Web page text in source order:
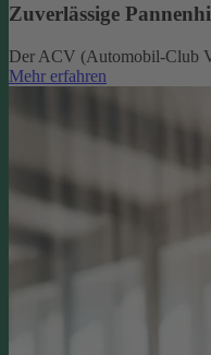
Zuverlässige
Der ACV (Automobil-Club
Mehr erfahren